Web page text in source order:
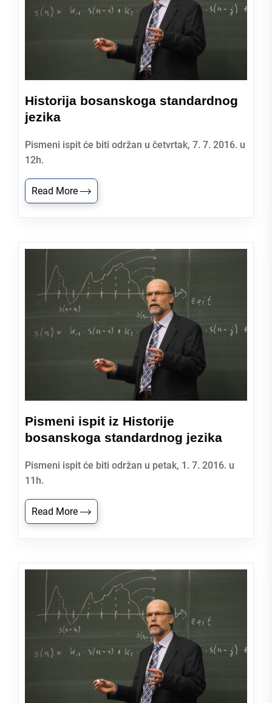
Historija bosanskoga standardnog
jezika
Pismeni ispit će biti održan u četvrtak, 7. 7. 2016. u
12h.
Read More
Pismeni ispit iz Historije
bosanskoga standardnog jezika
Pismeni ispit će biti održan u petak, 1. 7. 2016. u
11h.
Read More